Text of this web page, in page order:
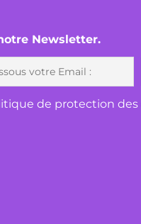
Newsletter.
de protection